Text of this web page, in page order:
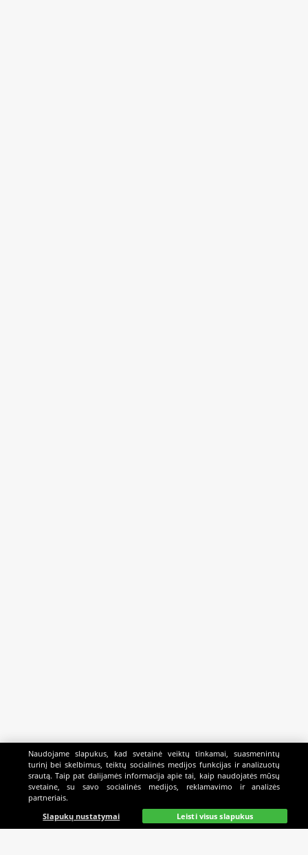
Pagrindinis Gyvai Paieška Mano Kazino
Naudojame slapukus, kad svetainė veiktų tinkamai, suasmenintų
turinį bei skelbimus, teiktų socialinės medijos funkcijas ir analizuotų
srautą. Taip pat dalijamės informacija apie tai, kaip naudojatės mūsų
svetaine, su savo socialinės medijos, reklamavimo ir analizės
partneriais.
Slapukų nustatymai
Leisti visus slapukus